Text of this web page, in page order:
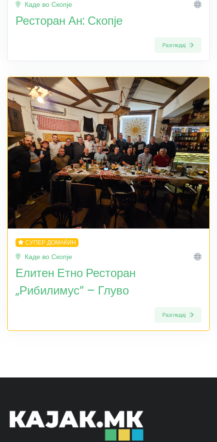
Каде во Скопје
Ресторан Ан: Скопје
Разгледај
СУПЕР ДОМАЌИН
Каде во Скопје
Елитен Етно Ресторан
„Рибилимус“ – Глуво
Разгледај